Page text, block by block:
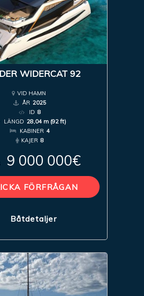
WIDERCAT 92
VID HAMN
ÅR 2025
ID 8
LÄNGD 28,04 m (92 ft)
KABINER 4
KAJER 8
9 000 000€
FÖRFRÅGAN
Båtdetaljer